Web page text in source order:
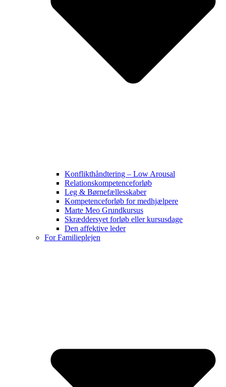
Konflikthåndtering – Low Arousal
Relationskompetenceforløb
Leg & Børnefællesskaber
Kompetenceforløb for medhjælpere
Marte Meo Grundkursus
Skræddersyet forløb eller kursusdage
Den affektive leder
For Familieplejen